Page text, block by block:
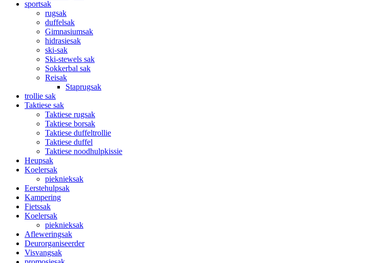
sportsak
rugsak
duffelsak
Gimnasiumsak
hidrasiesak
ski-sak
Ski-stewels sak
Sokkerbal sak
Reisak
Staprugsak
trollie sak
Taktiese sak
Taktiese rugsak
Taktiese borsak
Taktiese duffeltrollie
Taktiese duffel
Taktiese noodhulpkissie
Heupsak
Koelersak
pieknieksak
Eerstehulpsak
Kampering
Fietssak
Koelersak
pieknieksak
Afleweringsak
Deurorganiseerder
Visvangsak